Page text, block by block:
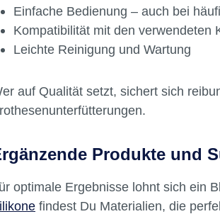
Einfache Bedienung – auch bei
Kompatibilität mit den verwendeten
Leichte Reinigung und Wartung
auf Qualität setzt, sichert sich
Produkte und
optimale Ergebnisse lohnt sich ein
findest Du Materialien, die